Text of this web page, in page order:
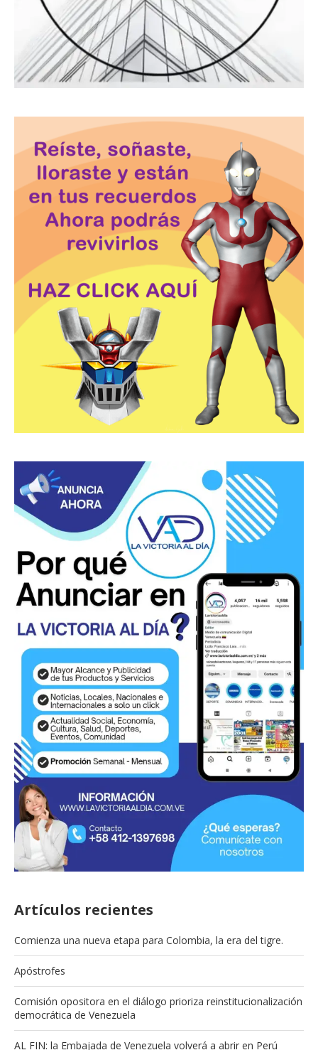
Artículos recientes
Comienza una nueva etapa para Colombia, la era del tigre.
Apóstrofes
Comisión opositora en el diálogo prioriza reinstitucionalización
democrática de Venezuela
AL FIN: la Embajada de Venezuela volverá a abrir en Perú